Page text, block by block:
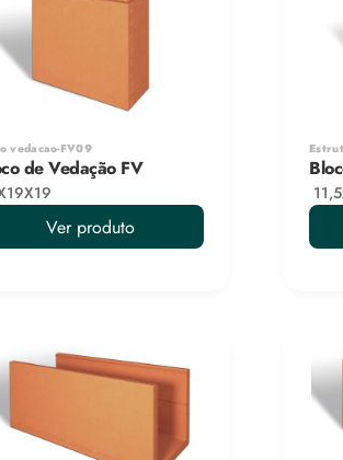
vedacao-FV09
de Vedação FV
Ver produto